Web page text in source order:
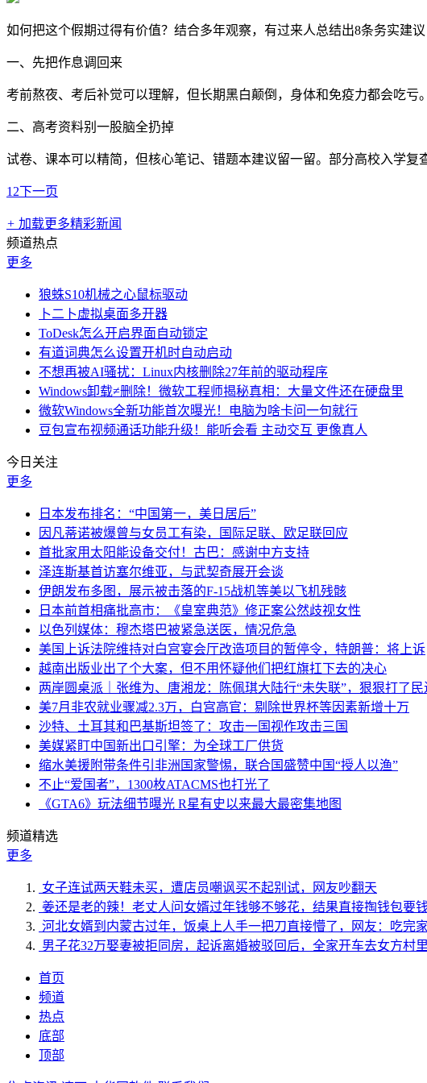
如何把这个假期过得有价值？结合多年观察，有过来人总结出8条务实建议
一、先把作息调回来
考前熬夜、考后补觉可以理解，但长期黑白颠倒，身体和免疫力都会吃
二、高考资料别一股脑全扔掉
试卷、课本可以精简，但核心笔记、错题本建议留一留。部分高校入学
1 2下一页
+ 加载更多精彩新闻
频道热点
更多
狼蛛S10机械之心鼠标驱动
卜二卜虚拟桌面多开器
ToDesk怎么开启界面自动锁定
有道词典怎么设置开机时自动启动
不想再被AI骚扰：Linux内核删除27年前的驱动程序
Windows卸载≠删除！微软工程师揭秘真相：大量文件还在硬盘里
微软Windows全新功能首次曝光！电脑为啥卡问一句就行
豆包宣布视频通话功能升级！能听会看 主动交互 更像真人
今日关注
更多
日本发布排名：“中国第一，美日居后”
因凡蒂诺被爆曾与女员工有染，国际足联、欧足联回应
首批家用太阳能设备交付！古巴：感谢中方支持
泽连斯基首访塞尔维亚，与武契奇展开会谈
伊朗发布多图，展示被击落的F-15战机等美以飞机残骸
日本前首相痛批高市：《皇室典范》修正案公然歧视女性
以色列媒体：穆杰塔巴被紧急送医，情况危急
美国上诉法院维持对白宫宴会厅改造项目的暂停令，特朗普：将上诉
越南出版业出了个大案，但不用怀疑他们把红旗扛下去的决心
两岸圆桌派｜张维为、唐湘龙：陈佩琪大陆行“未失联”，狠狠打了
美7月非农就业骤减2.3万，白宫高官：剔除世界杯等因素新增十万
沙特、土耳其和巴基斯坦签了：攻击一国视作攻击三国
美媒紧盯中国新出口引擎：为全球工厂供货
缩水美援附带条件引非洲国家警惕，联合国盛赞中国“授人以渔”
不止“爱国者”，1300枚ATACMS也打光了
《GTA6》玩法细节曝光 R星有史以来最大最密集地图
频道精选
更多
女子连试两天鞋未买，遭店员嘲讽买不起别试，网友吵翻天
姜还是老的辣！老丈人问女婿过年钱够不够花，结果直接掏钱包要钱
河北女婿到内蒙古过年，饭桌上人手一把刀直接懵了，网友：吃完
男子花32万娶妻被拒同房，起诉离婚被驳回后，全家开车去女方村
首页
频道
热点
底部
顶部